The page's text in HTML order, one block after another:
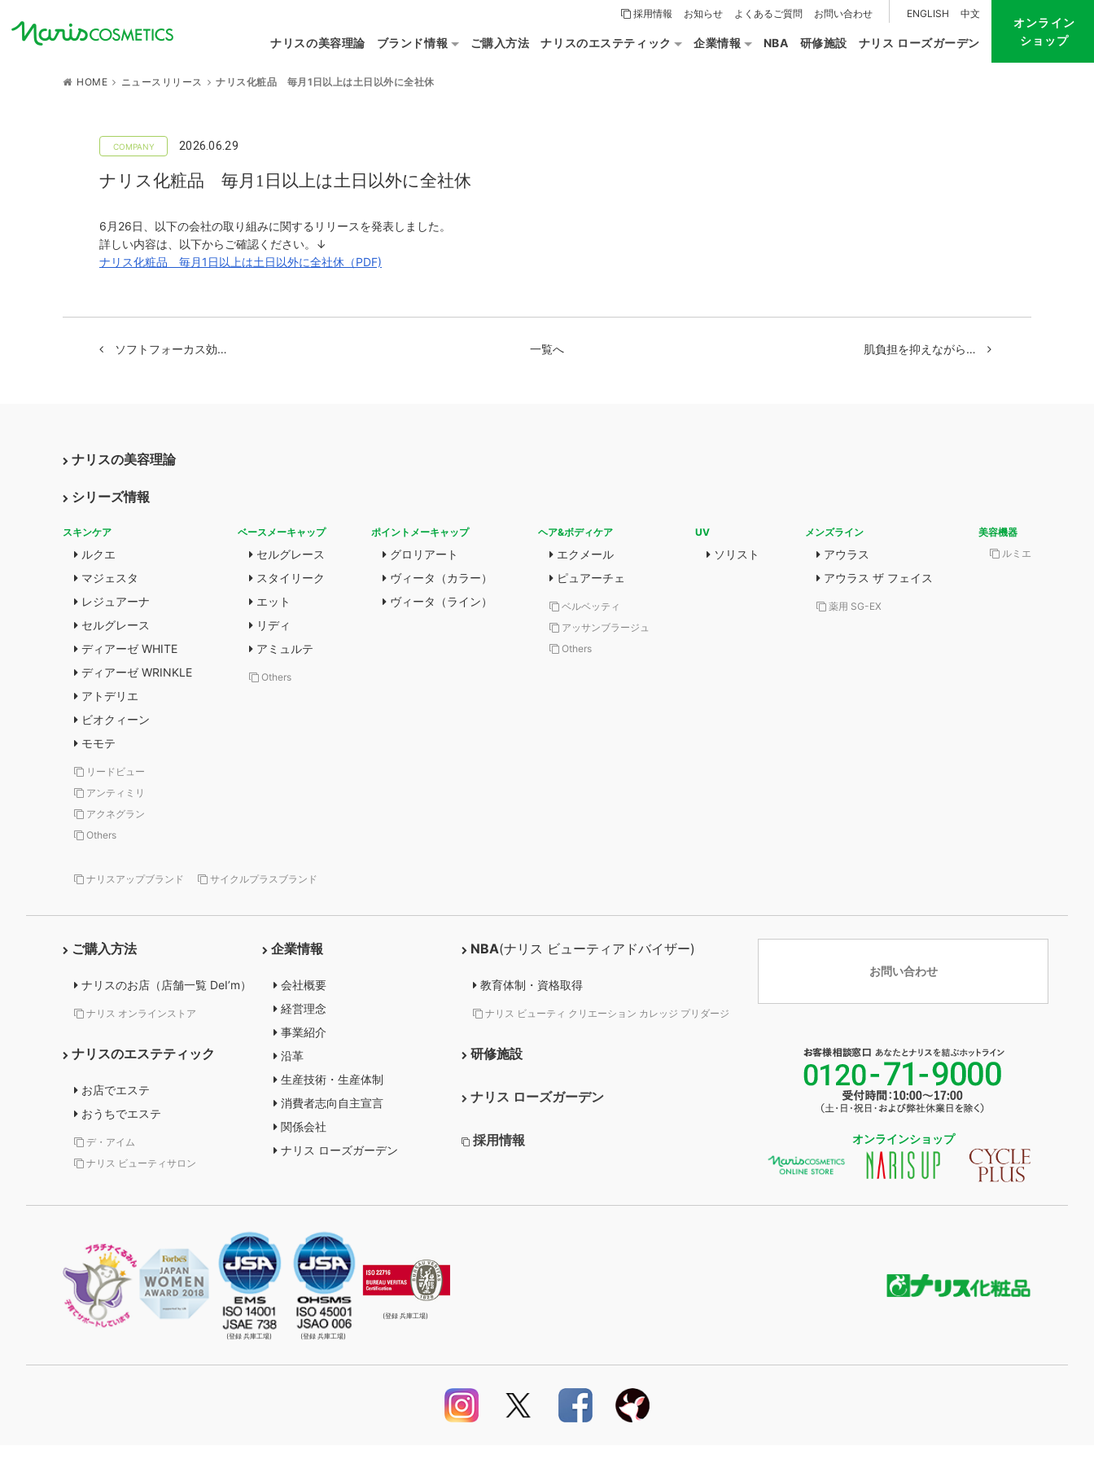
採用情報 お知らせ よくあるご質問 お問い合わせ ENGLISH 中文
オンライン
ショップ
ナリスの美容理論 ブランド情報 ご購入方法 ナリスのエステティック 企業情報 NBA 研修施設 ナリス ローズガーデン
HOME ニュースリリース ナリス化粧品 毎月1日以上は土日以外に全社休
2026.06.29
ナリス化粧品 毎月1日以上は土日以外に全社休
6月26日、以下の会社の取り組みに関するリリースを発表しました。
詳しい内容は、以下からご確認ください。↓
ナリス化粧品 毎月1日以上は土日以外に全社休（PDF)
ソフトフォーカス効… 一覧へ 肌負担を抑えながら…
ナリスの美容理論
シリーズ情報
スキンケア
ルクエ
マジェスタ
レジュアーナ
セルグレース
ディアーゼ WHITE
ディアーゼ WRINKLE
アトデリエ
ビオクィーン
モモテ
リードビュー
アンティミリ
アクネグラン
Others
ベースメーキャップ
セルグレース
スタイリーク
エット
リディ
アミュルテ
Others
ポイントメーキャップ
グロリアート
ヴィータ（カラー）
ヴィータ（ライン）
ヘア&ボディケア
エクメール
ピュアーチェ
ベルベッティ
アッサンブラージュ
Others
UV
ソリスト
メンズライン
アウラス
アウラス ザ フェイス
薬用 SG-EX
美容機器
ルミエ
ナリスアップブランド サイクルプラスブランド
ご購入方法
ナリスのお店（店舗一覧 DeI’m）
ナリス オンラインストア
ナリスのエステティック
お店でエステ
おうちでエステ
デ・アイム
ナリス ビューティサロン
企業情報
会社概要
経営理念
事業紹介
沿革
生産技術・生産体制
消費者志向自主宣言
関係会社
ナリス ローズガーデン
NBA(ナリス ビューティアドバイザー)
教育体制・資格取得
ナリス ビューティ クリエーション カレッジ プリダージ
研修施設
ナリス ローズガーデン
採用情報
お問い合わせ
オンラインショップ
(登録 兵庫工場) (登録 兵庫工場)
(登録 兵庫工場)